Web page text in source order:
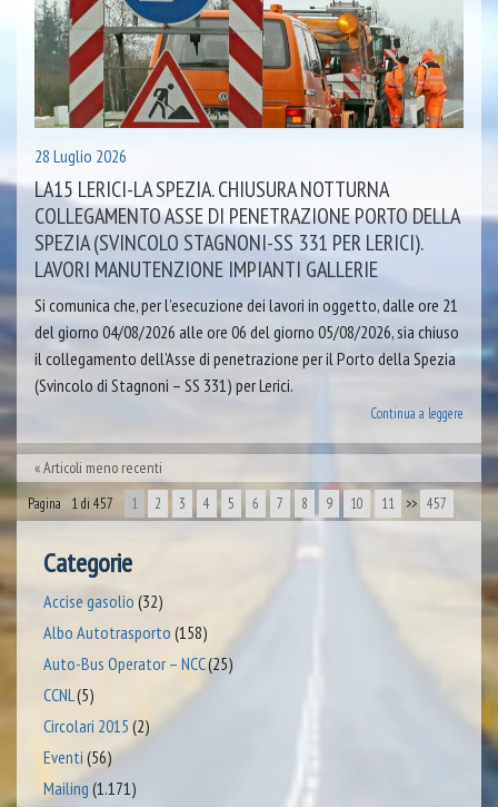
28 Luglio 2026
LA15 LERICI-LA SPEZIA. CHIUSURA NOTTURNA
COLLEGAMENTO ASSE DI PENETRAZIONE PORTO DELLA
SPEZIA (SVINCOLO STAGNONI-SS 331 PER LERICI).
LAVORI MANUTENZIONE IMPIANTI GALLERIE
Si comunica che, per l’esecuzione dei lavori in oggetto, dalle ore 21
del giorno 04/08/2026 alle ore 06 del giorno 05/08/2026, sia chiuso
il collegamento dell’Asse di penetrazione per il Porto della Spezia
(Svincolo di Stagnoni – SS 331) per Lerici.
Continua a leggere
Articoli meno recenti
Pagina 1 di 457 1 2 3 4 5 6 7 8 9 10 11 >> 457
Categorie
Accise gasolio (32)
Albo Autotrasporto (158)
Auto-Bus Operator – NCC(25)
CCNL(5)
Circolari 2015 (2)
Eventi (56)
Mailing (1.171)